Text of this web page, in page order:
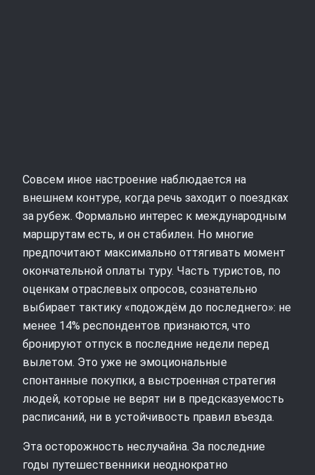
Совсем иное настроение наблюдается на
внешнем контуре, когда речь заходит о поездках
за рубеж. Формально интерес к международным
маршрутам есть, и он стабилен. Но многие
предпочитают максимально оттягивать момент
окончательной оплаты туру. Часть туристов, по
оценкам отраслевых опросов, сознательно
выбирает тактику «подождём до последнего»: не
менее 14% респондентов признаются, что
бронируют отпуск в последние недели перед
вылетом. Это уже не эмоциональные
спонтанные покупки, а выстроенная стратегия
людей, которые не верят ни в предсказуемость
расписаний, ни в устойчивость правил въезда.
Эта осторожность неслучайна. За последние
годы путешественники неоднократно